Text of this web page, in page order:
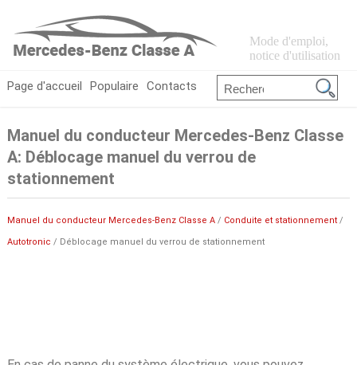
Mode d'emploi,
notice d'utilisation
Page d'accueil Populaire Contacts
Manuel du conducteur Mercedes-Benz Classe
A: Déblocage manuel du verrou de
stationnement
Manuel du conducteur Mercedes-Benz Classe A/ Conduite et stationnement/
Autotronic / Déblocage manuel du verrou de stationnement